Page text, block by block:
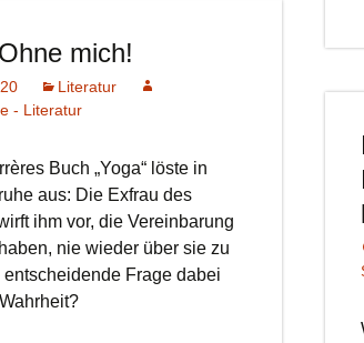
mich!
Literatur
- Literatur
Buch „Yoga“ löste in
aus: Die Exfrau des
ihm vor, die Vereinbarung
nie wieder über sie zu
Frage dabei